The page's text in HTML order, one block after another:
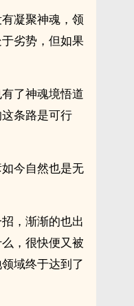
凝聚神魂，领
劣势，但如果
了神魂境悟道
条路是可行
今自然也是无
，渐渐的也出
，很快便又被
域终于达到了